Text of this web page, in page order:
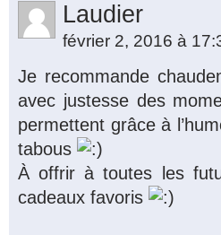
Laudier
février 2, 2016 à
Je recommande
avec justesse des
permettent grâce à
tabous
À offrir à toutes les
cadeaux favoris